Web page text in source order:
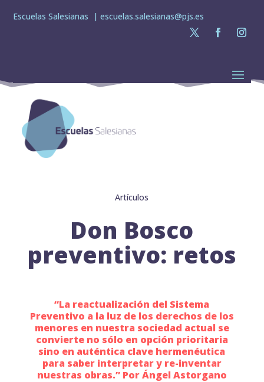
Escuelas Salesianas |escuelas.salesianas@pjs.es
Artículos
Don Bosco
preventivo: retos
“La reactualización del Sistema
Preventivo a la luz de los derechos de los
menores en nuestra sociedad actual se
convierte no sólo en opción prioritaria
sino en auténtica clave hermenéutica
para saber interpretar y re-inventar
nuestras obras.” Por Ángel Astorgano